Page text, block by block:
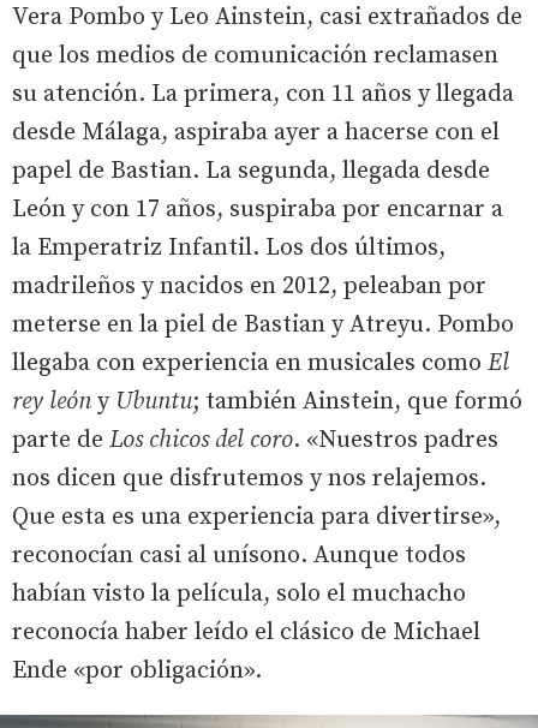
Vera Pombo y Leo Ainstein, casi extrañados de
que los medios de comunicación reclamasen
su atención. La primera, con 11 años y llegada
desde Málaga, aspiraba ayer a hacerse con el
papel de Bastian. La segunda, llegada desde
León y con 17 años, suspiraba por encarnar a
la Emperatriz Infantil. Los dos últimos,
madrileños y nacidos en 2012, peleaban por
meterse en la piel de Bastian y Atreyu. Pombo
llegaba con experiencia en musicales como El
rey león y Ubuntu; también Ainstein, que formó
parte de Los chicos del coro. «Nuestros padres
nos dicen que disfrutemos y nos relajemos.
Que esta es una experiencia para divertirse»,
reconocían casi al unísono. Aunque todos
habían visto la película, solo el muchacho
reconocía haber leído el clásico de Michael
Ende «por obligación».